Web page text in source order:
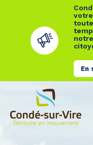
En
Cookies management